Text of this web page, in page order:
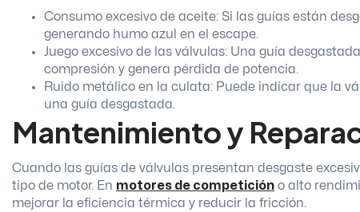
Consumo excesivo de aceite: Si las guías están
generando humo azul en el escape.
Juego excesivo de las válvulas: Una guía
compresión y genera pérdida de potencia.
Ruido metálico en la culata: Puede indicar que la
una guía desgastada.
Mantenimiento y
Cuando las guías de válvulas presentan desgaste
tipo de motor. En motores de competición o alto
mejorar la eficiencia térmica y reducir la fricción.